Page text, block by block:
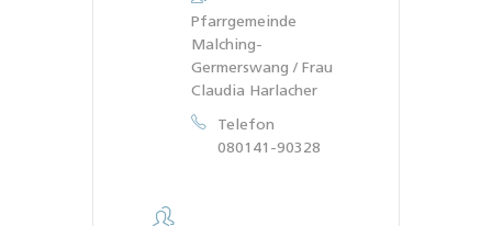
Pfarrgemeinde
Malching-
Germerswang / Frau
Claudia Harlacher
Telefon
080141-90328